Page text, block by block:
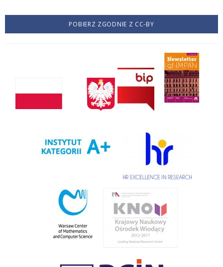
POBIERZ ZGODNIE Z CC-BY